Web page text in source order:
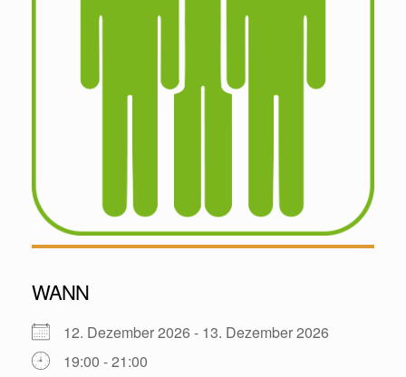
WANN
12. Dezember 2026 - 13. Dezember 2026
19:00 - 21:00